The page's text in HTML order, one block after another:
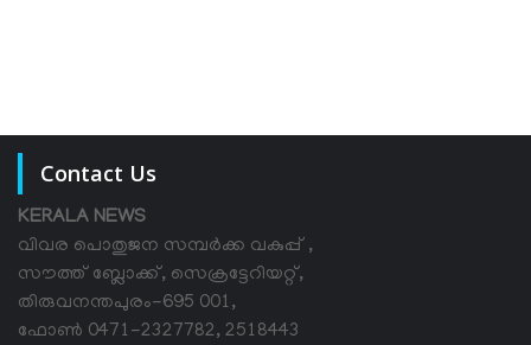
Contact Us
KERALA NEWS
വിവര പൊതുജന സമ്പര്‍ക്ക വകുപ്പ് ,
സൗത്ത് ബ്ലോക്ക്, സെക്രട്ടേറിയറ്റ്,
തിരുവനന്തപുരം-695 001,
ഫോൺ 0471-2327782, 2518443